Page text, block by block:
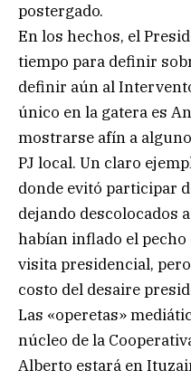
postergado.
En los hechos, el
tiempo para definir
definir aún al
único en la gatera es
mostrarse afín a
PJ local. Un claro
donde evitó participar
dejando descolocados
habían inflado el
visita presidencial,
costo del desaire
Las «operetas»
núcleo de la
Alberto estará en